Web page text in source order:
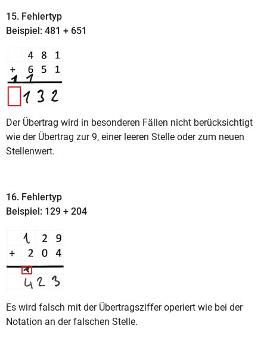
15. Fehlertyp
Beispiel: 481 + 651
Der Übertrag wird in besonderen Fällen nicht berücksichtigt
wie der Übertrag zur 9, einer leeren Stelle oder zum neuen
Stellenwert.
16. Fehlertyp
Beispiel: 129 + 204
Es wird falsch mit der Übertragsziffer operiert wie bei der
Notation an der falschen Stelle.